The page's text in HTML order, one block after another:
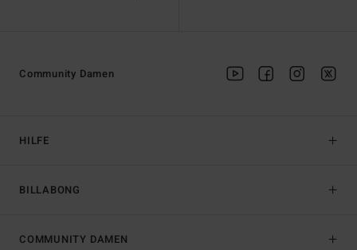
HILFE
BILLABONG
Community Damen
COMMUNITY DAMEN